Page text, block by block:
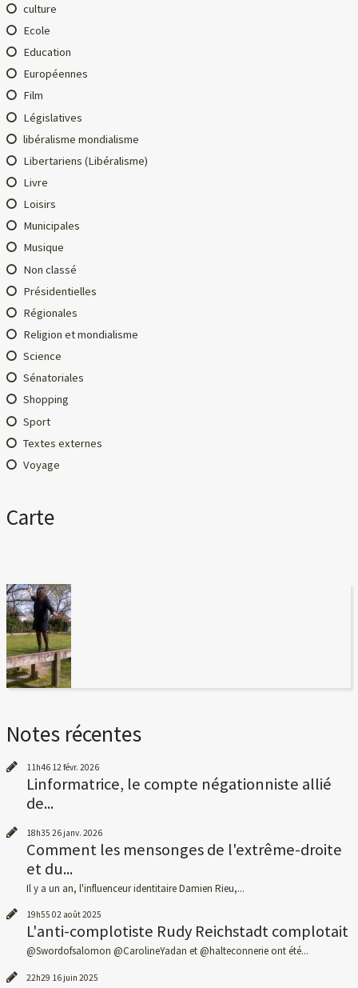
culture
Ecole
Education
Européennes
Film
Législatives
libéralisme mondialisme
Libertariens (Libéralisme)
Livre
Loisirs
Municipales
Musique
Non classé
Présidentielles
Régionales
Religion et mondialisme
Science
Sénatoriales
Shopping
Sport
Textes externes
Voyage
Carte
Notes récentes
11h46 12févr. 2026
Linformatrice, le compte négationniste allié
de...
18h35 26 janv. 2026
Comment les mensonges de l'extrême-droite
et du...
Il y a un an, l'influenceur identitaire Damien Rieu,...
19h55 02 août 2025
L'anti-complotiste Rudy Reichstadt complotait
@Swordofsalomon @CarolineYadan et @halteconnerie ont été...
22h29 16 juin 2025